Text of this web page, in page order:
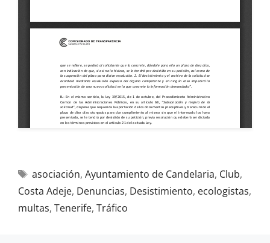
asociación, Ayuntamiento de Candelaria, Club,
Costa Adeje, Denuncias, Desistimiento, ecologistas,
multas, Tenerife, Tráfico